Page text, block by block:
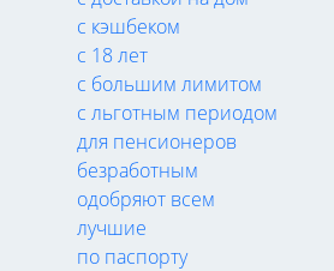
с кэшбеком
с 18 лет
с большим лимитом
с льготным периодом
для пенсионеров
безработным
одобряют всем
лучшие
по паспорту